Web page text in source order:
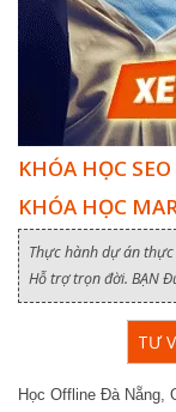
KHÓA HỌC
KHÓA HỌC
Thực hành dự án
Hỗ trợ trọn đời. BẠN
TƯ
Học Offline Đà Nẵng,